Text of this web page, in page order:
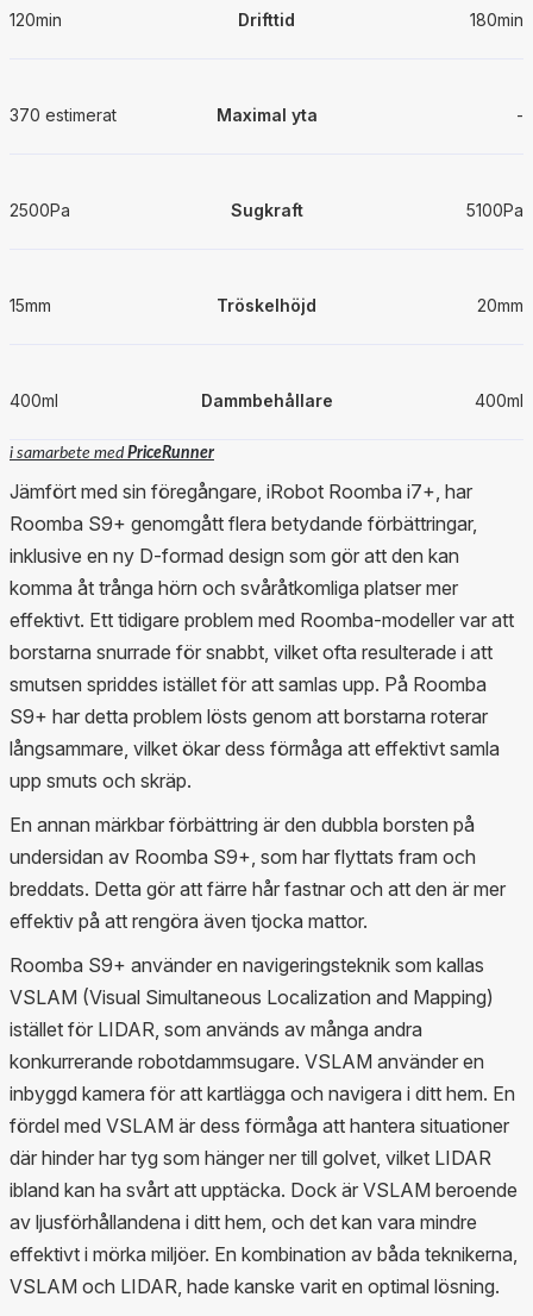
120min Drifttid 180min
370 estimerat Maximal yta -
2500Pa Sugkraft 5100Pa
15mm Tröskelhöjd 20mm
400ml Dammbehållare 400ml
i samarbete medPriceRunner
Jämfört med sin föregångare, iRobot Roomba i7+, har
Roomba S9+ genomgått flera betydande förbättringar,
inklusive en ny D-formad design som gör att den kan
komma åt trånga hörn och svåråtkomliga platser mer
effektivt. Ett tidigare problem med Roomba-modeller var att
borstarna snurrade för snabbt, vilket ofta resulterade i att
smutsen spriddes istället för att samlas upp. På Roomba
S9+ har detta problem lösts genom att borstarna roterar
långsammare, vilket ökar dess förmåga att effektivt samla
upp smuts och skräp.
En annan märkbar förbättring är den dubbla borsten på
undersidan av Roomba S9+, som har flyttats fram och
breddats. Detta gör att färre hår fastnar och att den är mer
effektiv på att rengöra även tjocka mattor.
Roomba S9+ använder en navigeringsteknik som kallas
VSLAM (Visual Simultaneous Localization and Mapping)
istället för LIDAR, som används av många andra
konkurrerande robotdammsugare. VSLAM använder en
inbyggd kamera för att kartlägga och navigera i ditt hem. En
fördel med VSLAM är dess förmåga att hantera situationer
där hinder har tyg som hänger ner till golvet, vilket LIDAR
ibland kan ha svårt att upptäcka. Dock är VSLAM beroende
av ljusförhållandena i ditt hem, och det kan vara mindre
effektivt i mörka miljöer. En kombination av båda teknikerna,
VSLAM och LIDAR, hade kanske varit en optimal lösning.